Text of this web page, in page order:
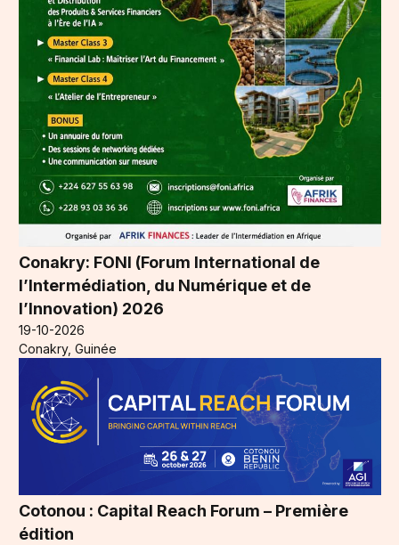
Conakry: FONI (Forum International de
l’Intermédiation, du Numérique et de
l’Innovation) 2026
19-10-2026
Conakry, Guinée
Cotonou : Capital Reach Forum – Première
édition